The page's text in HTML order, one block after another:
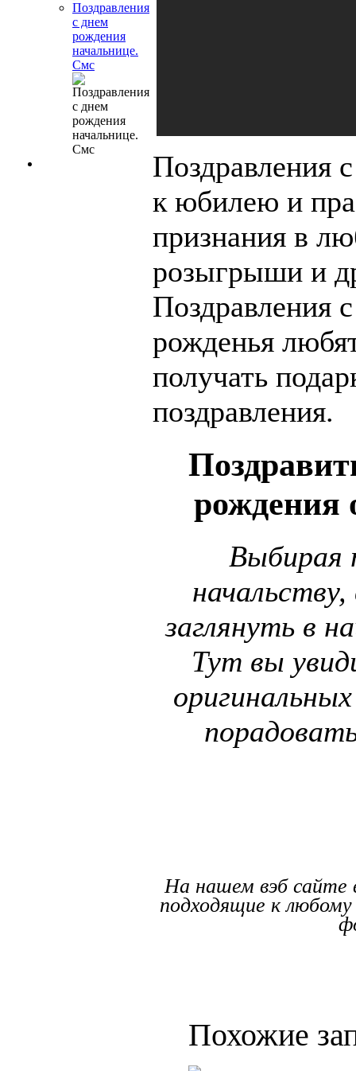
Поздравления
с днем
рождения
начальнице.
Смс
Поздравления
к юбилею и
признания в
розыгрыши и
Поздравления
рожденья
получать
поздравления.
рождения
Выбирая
заглянуть в
Тут вы
На нашем вэб сайте
подходящие к
Похожие